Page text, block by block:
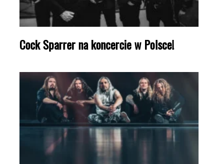
Cock Sparrer na koncercie w Polsce!